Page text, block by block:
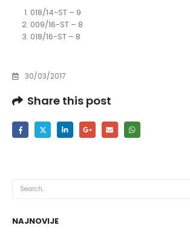
018/14-ST – 9
009/16-ST – 8
018/16-ST – 8
30/03/2017
Share this post
NAJNOVIJE